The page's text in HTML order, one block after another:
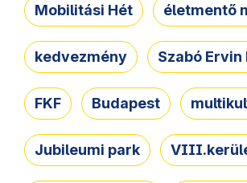
Mobilitási Hét életmentő
kedvezmény Szabó
FKF Budapest
Jubileumi park